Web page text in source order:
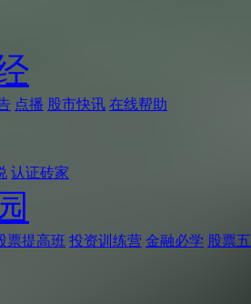
点播 股市快讯 在线帮助
认证砖家
票提高班 投资训练营 金融必学 股票